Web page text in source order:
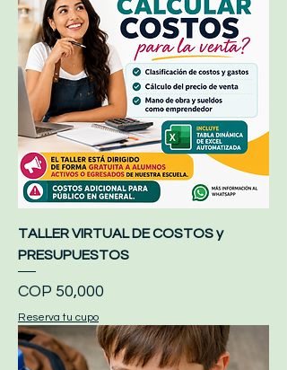
TALLER VIRTUAL DE COSTOS y
PRESUPUESTOS
Price
COP 50,000
Reserva tu cupo